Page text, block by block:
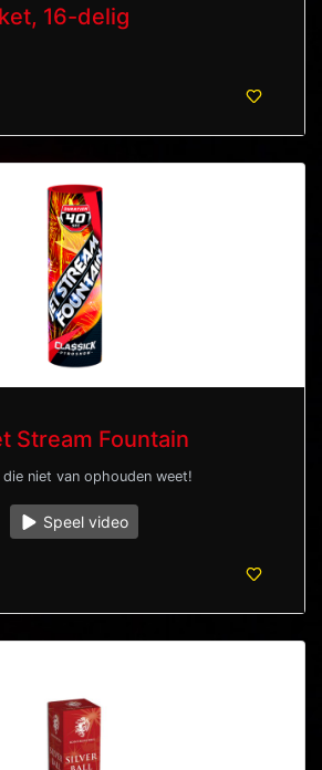
16-delig
Stream Fountain
niet van ophouden weet!
Speel video